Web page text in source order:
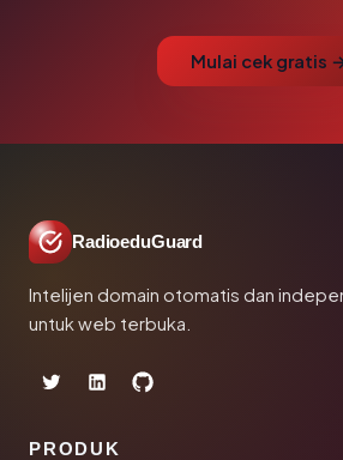
Mulai cek gratis
RadioeduGuard
Intelijen domain otomatis dan
untuk web terbuka.
PRODUK